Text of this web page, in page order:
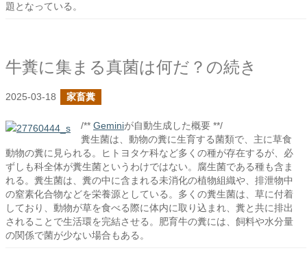
題となっている。
牛糞に集まる真菌は何だ？の続き
2025-03-18 家畜糞
/** Geminiが自動生成した概要 **/
糞生菌は、動物の糞に生育する菌類で、主に草食
動物の糞に見られる。ヒトヨタケ科など多くの種が存在するが、必
ずしも科全体が糞生菌というわけではない。腐生菌である種も含ま
れる。糞生菌は、糞の中に含まれる未消化の植物組織や、排泄物中
の窒素化合物などを栄養源としている。多くの糞生菌は、草に付着
しており、動物が草を食べる際に体内に取り込まれ、糞と共に排出
されることで生活環を完結させる。肥育牛の糞には、飼料や水分量
の関係で菌が少ない場合もある。